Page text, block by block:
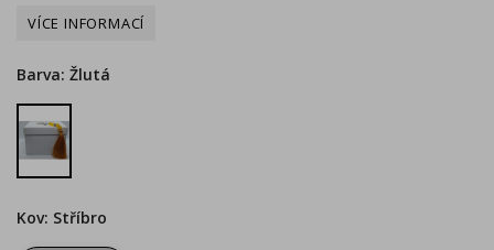
Barva: Žlutá
Žlutá
Kov: Stříbro